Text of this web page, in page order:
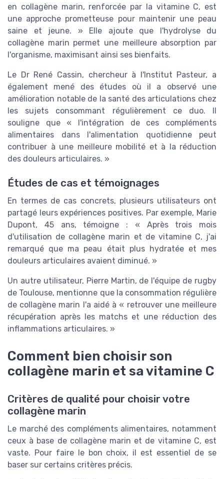
en collagène marin, renforcée par la vitamine C, est
une approche prometteuse pour maintenir une peau
saine et jeune. » Elle ajoute que l'hydrolyse du
collagène marin permet une meilleure absorption par
l'organisme, maximisant ainsi ses bienfaits.
Le Dr René Cassin, chercheur à l'Institut Pasteur, a
également mené des études où il a observé une
amélioration notable de la santé des articulations chez
les sujets consommant régulièrement ce duo. Il
souligne que « l'intégration de ces compléments
alimentaires dans l'alimentation quotidienne peut
contribuer à une meilleure mobilité et à la réduction
des douleurs articulaires. »
Études de cas et témoignages
En termes de cas concrets, plusieurs utilisateurs ont
partagé leurs expériences positives. Par exemple, Marie
Dupont, 45 ans, témoigne : « Après trois mois
d'utilisation de collagène marin et de vitamine C, j'ai
remarqué que ma peau était plus hydratée et mes
douleurs articulaires avaient diminué. »
Un autre utilisateur, Pierre Martin, de l'équipe de rugby
de Toulouse, mentionne que la consommation régulière
de collagène marin l'a aidé à « retrouver une meilleure
récupération après les matchs et une réduction des
inflammations articulaires. »
Comment bien choisir son
collagène marin et sa vitamine C
Critères de qualité pour choisir votre
collagène marin
Le marché des compléments alimentaires, notamment
ceux à base de collagène marin et de vitamine C, est
vaste. Pour faire le bon choix, il est essentiel de se
baser sur certains critères précis.